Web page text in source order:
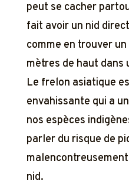
peut se cacher
fait avoir un nid
comme en trouver
mètres de haut dans
Le frelon asiatique
envahissante qui a
nos espèces
parler du risque de
nid.